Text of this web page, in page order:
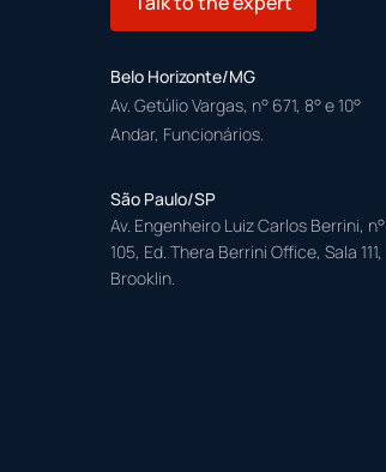
Belo Horizonte/MG
Av. Getúlio Vargas, n° 671, 8° e 10°
Andar, Funcionários.
São Paulo/SP
Av. Engenheiro Luiz Carlos Berrini, n°
105, Ed. Thera Berrini Office, Sala 111,
Brooklin.